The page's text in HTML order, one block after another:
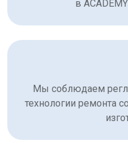
в
Мы соблюдаем
технологии ремонта